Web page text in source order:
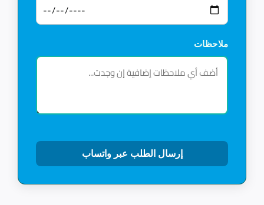
ملاحظات
إرسال الطلب عبر واتساب